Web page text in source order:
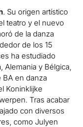
. Su origen artístico
teatro y el nuevo
de la danza
de los 15
ha estudiado
Alemania y Bélgica,
en danza
Koninklijke
Tras acabar
con diversos
como Julyen